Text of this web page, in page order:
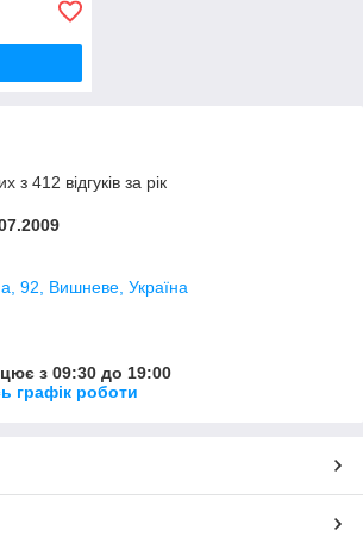
з 412 відгуків за рік
92, Вишневе, Україна
з 09:30 до 19:00
графік роботи